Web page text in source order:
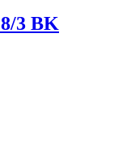
3 BK